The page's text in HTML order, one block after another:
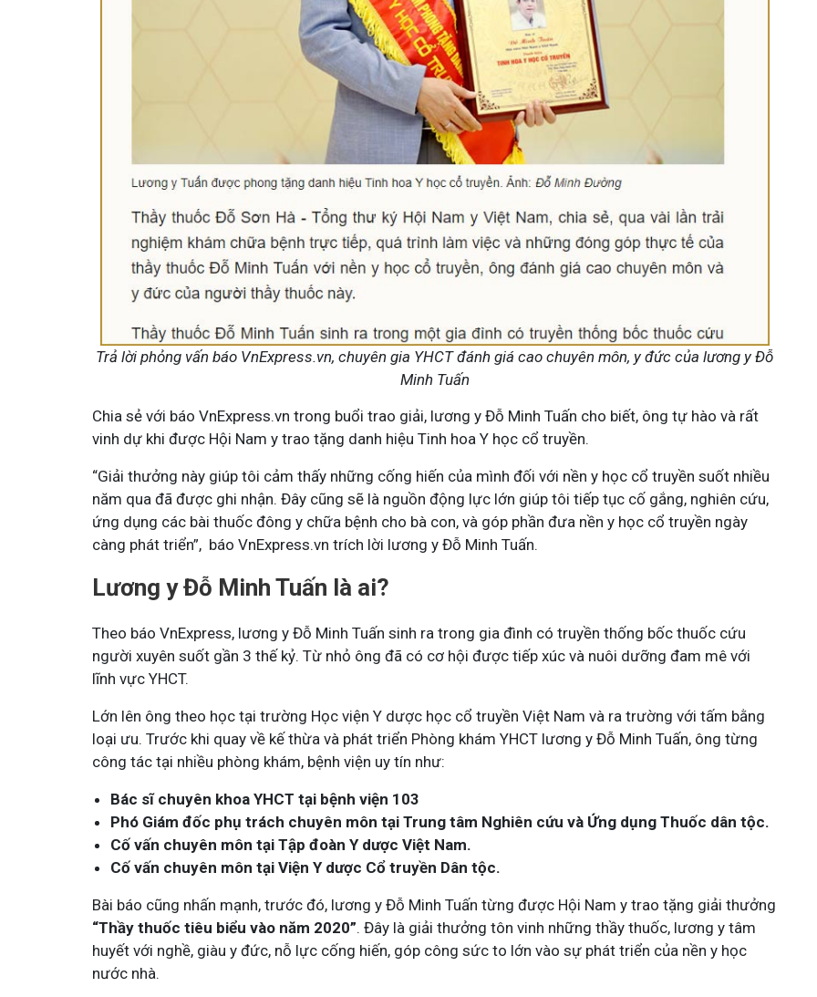
Trả lời phỏng vấn báo VnExpress.vn, chuyên gia YHCT đánh giá cao chuyên môn, y đức của lương y Đỗ
Minh Tuấn
Chia sẻ với báo VnExpress.vn trong buổi trao giải, lương y Đỗ Minh Tuấn cho biết, ông tự hào và rất
vinh dự khi được Hội Nam y trao tặng danh hiệu Tinh hoa Y học cổ truyền.
“Giải thưởng này giúp tôi cảm thấy những cống hiến của mình đối với nền y học cổ truyền suốt nhiều
năm qua đã được ghi nhận. Đây cũng sẽ là nguồn động lực lớn giúp tôi tiếp tục cố gắng, nghiên cứu,
ứng dụng các bài thuốc đông y chữa bệnh cho bà con, và góp phần đưa nền y học cổ truyền ngày
càng phát triển”, báo VnExpress.vn trích lời lương y Đỗ Minh Tuấn.
Lương y Đỗ Minh Tuấn là ai?
Theo báo VnExpress, lương y Đỗ Minh Tuấn sinh ra trong gia đình có truyền thống bốc thuốc cứu
người xuyên suốt gần 3 thế kỷ. Từ nhỏ ông đã có cơ hội được tiếp xúc và nuôi dưỡng đam mê với
lĩnh vực YHCT.
Lớn lên ông theo học tại trường Học viện Y dược học cổ truyền Việt Nam và ra trường với tấm bằng
loại ưu. Trước khi quay về kế thừa và phát triển Phòng khám YHCT lương y Đỗ Minh Tuấn, ông từng
công tác tại nhiều phòng khám, bệnh viện uy tín như:
Bác sĩ chuyên khoa YHCT tại bệnh viện 103
Phó Giám đốc phụ trách chuyên môn tại Trung tâm Nghiên cứu và Ứng dụng Thuốc dân tộc.
Cố vấn chuyên môn tại Tập đoàn Y dược Việt Nam.
Cố vấn chuyên môn tại Viện Y dược Cổ truyền Dân tộc.
Bài báo cũng nhấn mạnh, trước đó, lương y Đỗ Minh Tuấn từng được Hội Nam y trao tặng giải thưởng
“Thầy thuốc tiêu biểu vào năm 2020”. Đây là giải thưởng tôn vinh những thầy thuốc, lương y tâm
huyết với nghề, giàu y đức, nỗ lực cống hiến, góp công sức to lớn vào sự phát triển của nền y học
nước nhà.